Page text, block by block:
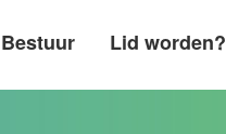
Bestuur Lid worden?